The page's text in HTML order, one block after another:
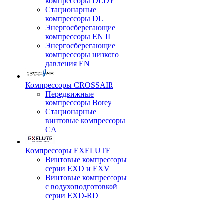
Стационарные
компрессоры DL
Энергосберегающие
компрессоры EN II
Энергосберегающие
компрессоры низкого
давления EN
Компрессоры CROSSAIR
Передвижные
компрессоры Borey
Стационарные
винтовые компрессоры
CA
Компрессоры EXELUTE
Винтовые компрессоры
серии EXD и EXV
Винтовые компрессоры
с водухоподготовкой
серии EXD-RD